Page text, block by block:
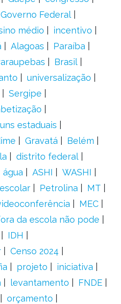
Governo Federal
médio
incentivo
Alagoas
Paraíba
Brasil
universalização
Sergipe
estaduais
Gravatá
Belém
distrito federal
água ASHI
WASHI
Petrolina
MT
MEC
da escola não pode
IDH
Censo 2024
projeto
iniciativa
levantamento
FNDE
orçamento